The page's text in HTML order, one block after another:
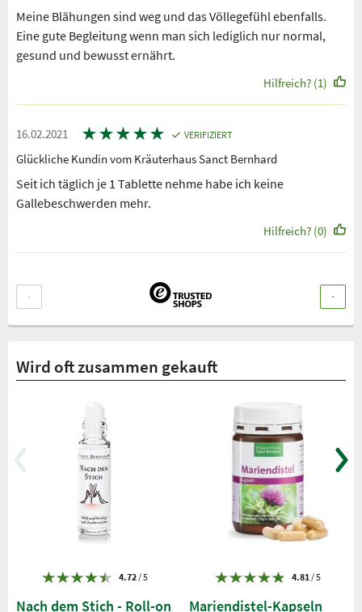
Meine Blähungen sind weg und das Völlegefühl ebenfalls.
Eine gute Begleitung wenn man sich lediglich nur normal,
gesund und bewusst ernährt.
Hilfreich? (1)
16.02.2021 ★★★★★ VERIFIZIERT
Glückliche Kundin vom Kräuterhaus Sanct Bernhard
Seit ich täglich je 1 Tablette nehme habe ich keine
Gallebeschwerden mehr.
Hilfreich? (0)
Wird oft zusammen gekauft
4.72/ 5
Nach dem Stich - Roll-on
4.81 / 5
Mariendistel-Kapseln